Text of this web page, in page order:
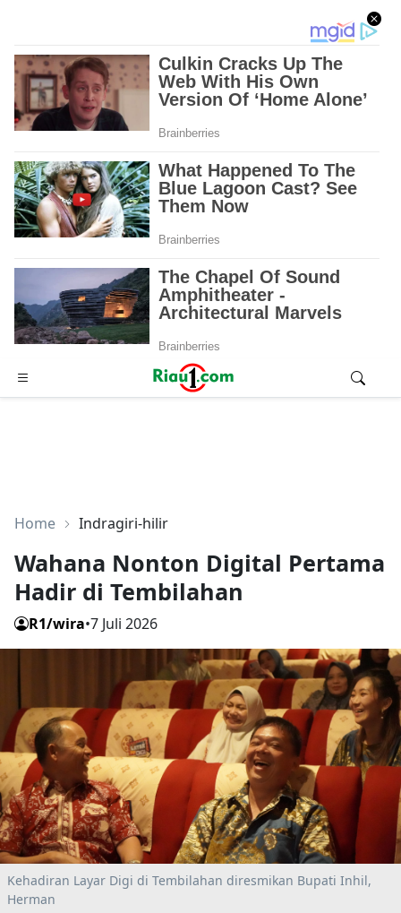
Advertisement
Home Indragiri-hilir
Wahana Nonton Digital Pertama
Hadir di Tembilahan
R1/wira•7 Juli 2026
Kehadiran Layar Digi di Tembilahan diresmikan Bupati Inhil,
Herman